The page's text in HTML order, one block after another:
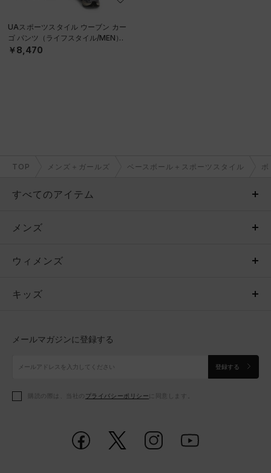
UAスポーツスタイル ウーブン カー
ゴ パンツ（ライフスタイル/MEN）
￥8,470
TOP メンズ＋ガールズ ベースボール＋スポーツスタイル
すべてのアイテム
メンズ
ウィメンズ
キッズ
アクセサリー
メンズ
トップス
ボトムス
アクセサリー
ウィメンズ
トップス
シューズ
アクセサリー
キッズ
シューズ
メールマガジンに登録する
登録する
購読の際は、当社の プライバシーポリシーに同意します。